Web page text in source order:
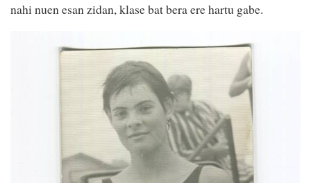
nahi nuen esan zidan, klase bat bera ere hartu gabe.